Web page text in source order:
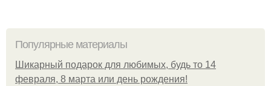
Популярные материалы
Шикарный подарок для любимых, будь то 14
февраля, 8 марта или день рождения!